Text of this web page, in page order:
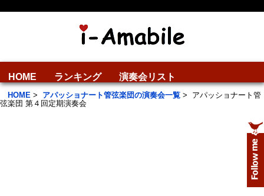
HOME ランキング 演奏会リスト
HOME > アパッショナート管弦楽団の演奏会一覧 > アパッショナート管
弦楽団 第４回定期演奏会